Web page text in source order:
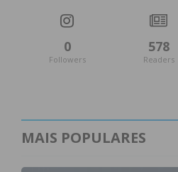
0
Followers
578
Readers
MAIS POPULARES